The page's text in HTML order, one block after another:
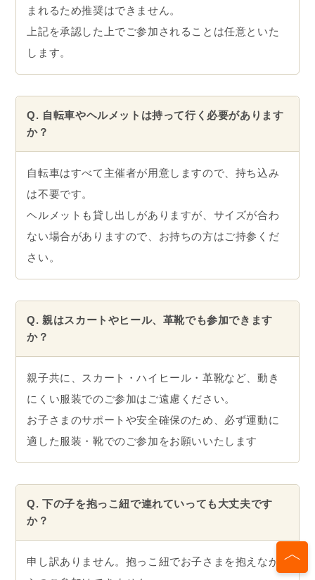
まれるため推奨はできません。
上記を承認した上でご参加されることは任意といた
します。
Q. 自転車やヘルメットは持って行く必要があります
か？
自転車はすべて主催者が用意しますので、持ち込み
は不要です。
ヘルメットも貸し出しがありますが、サイズが合わ
ない場合がありますので、お持ちの方はご持参くだ
さい。
Q. 親はスカートやヒール、革靴でも参加できます
か？
親子共に、スカート・ハイヒール・革靴など、動き
にくい服装でのご参加はご遠慮ください。
お子さまのサポートや安全確保のため、必ず運動に
適した服装・靴でのご参加をお願いいたします
Q. 下の子を抱っこ紐で連れていっても大丈夫です
か？
申し訳ありません。抱っこ紐でお子さまを抱えなが